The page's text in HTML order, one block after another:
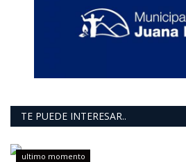
TE PUEDE INTERESAR..
ultimo momento